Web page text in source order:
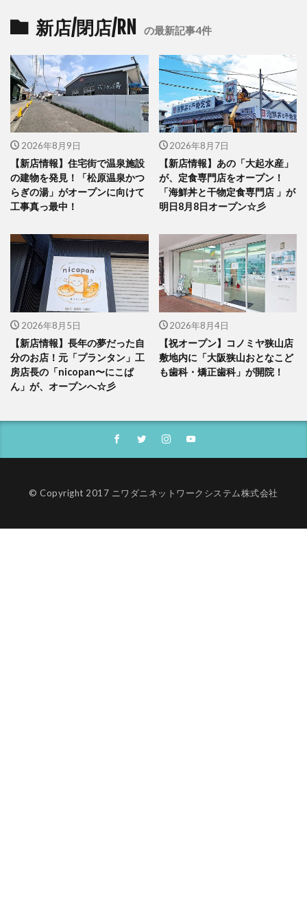
新店/閉店/RN の最新記事4件
2026年8月9日
【新店情報】住宅街で温泉施設
の建物を発見！「松原温泉かつ
らぎの湯」がオープンに向けて
工事真っ最中！
2026年8月7日
【新店情報】あの「大起水産」
が、定食専門店をオープン！
「海鮮丼と干物定食専門店 」が
明日8月8日オープン☆彡
2026年8月5日
【新店情報】長年の夢だった自
分のお店！元「プランタン」工
房店長の「nicopan〜にこぱ
ん」が、オープンへ☆彡
2026年8月4日
【祝オープン】コノミヤ狭山店
敷地内に「大阪狭山おとなこど
も歯科・矯正歯科」が開院！
© Copyright 2017 ニワダニネットワークシステム株式会社